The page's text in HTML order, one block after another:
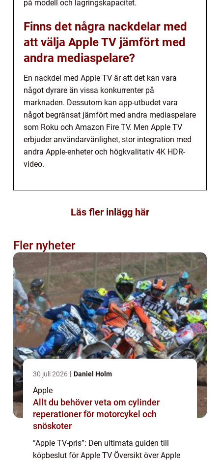
på modell och lagringskapacitet.
Finns det några nackdelar med
att välja Apple TV jämfört med
andra mediaspelare?
En nackdel med Apple TV är att det kan vara
något dyrare än vissa konkurrenter på
marknaden. Dessutom kan app-utbudet vara
något begränsat jämfört med andra mediaspelare
som Roku och Amazon Fire TV. Men Apple TV
erbjuder användarvänlighet, stor integration med
andra Apple-enheter och högkvalitativ 4K HDR-
video.
Läs fler inlägg här
Fler nyheter
30 juli 2026 Daniel Holm
Apple
Allt du behöver veta om cylinder
reperationer för motorcykel och
snöskoter
”Apple TV-pris”: Den ultimata guiden till
köpbeslut för Apple TV Översikt över Apple